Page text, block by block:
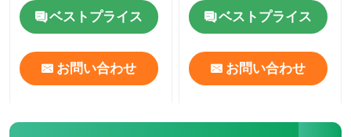
Nidec Shimpoの変速機
リニアガイドスライド
ベストプライス
お問い合わせ
ベストプライス
お問い合わせ